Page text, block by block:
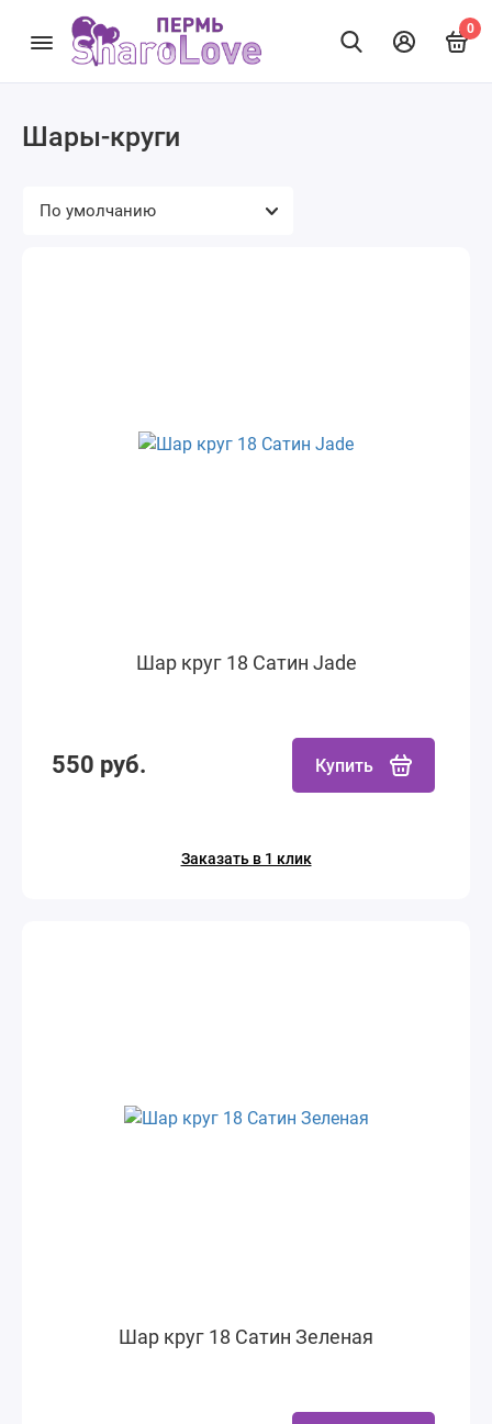
0
Шары-круги
Шар круг 18 Сатин Jade
550 руб. Купить
Заказать в 1 клик
Шар круг 18 Сатин Зеленая